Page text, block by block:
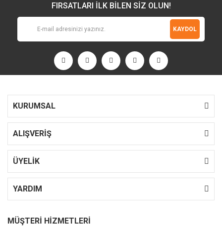
FIRSATLARI İLK BİLEN SİZ OLUN!
KAYDOL
KURUMSAL
ALIŞVERİŞ
ÜYELİK
YARDIM
MÜŞTERİ HİZMETLERİ